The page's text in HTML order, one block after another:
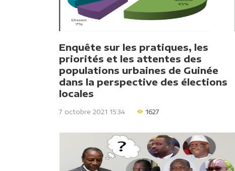
Enquête sur les pratiques, les
priorités et les attentes des
populations urbaines de Guinée
dans la perspective des élections
locales
7 octobre 2021 15:34 1627